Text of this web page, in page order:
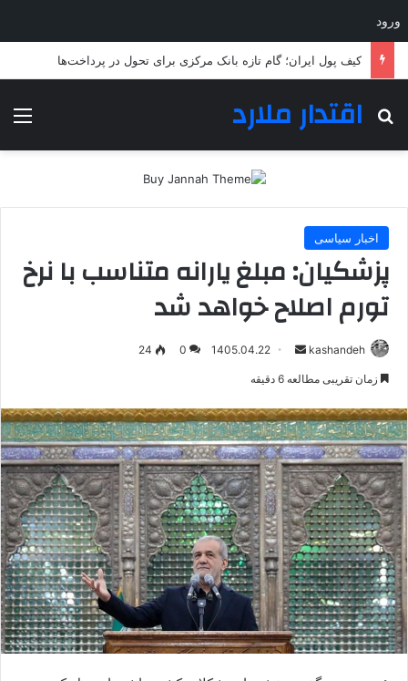
ورود
کیف پول ایران؛ گام تازه بانک مرکزی برای تحول در پرداخت‌ها
اقتدار ملارد
جستجو برای
اخبار سیاسی
پزشکیان: مبلغ یارانه متناسب با نرخ
تورم اصلاح خواهد شد
kashandeh
ارسال1405.04.22
0
24
زمان تقریبی مطالعه 6 دقیقه